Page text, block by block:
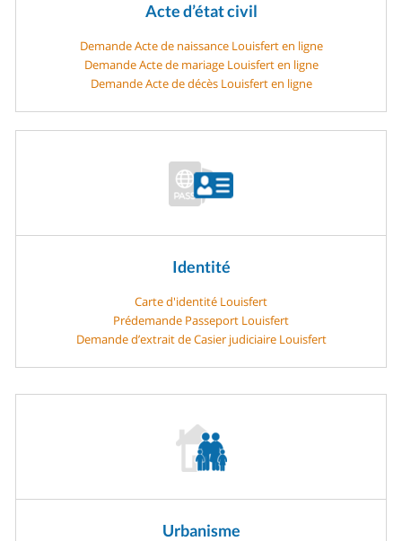
Acte d’état civil
Demande Acte de naissance Louisfert en ligne
Demande Acte de mariage Louisfert en ligne
Demande Acte de décès Louisfert en ligne
Identité
Carte d'identité Louisfert
Prédemande Passeport Louisfert
Demande d’extrait de Casier judiciaire Louisfert
Urbanisme